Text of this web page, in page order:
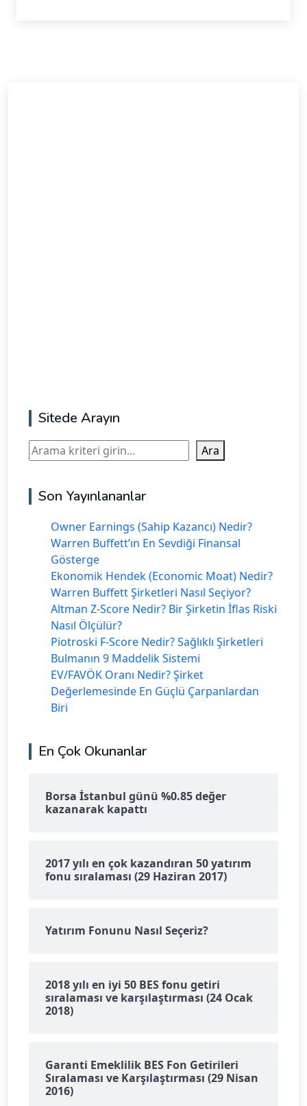
Sitede Arayın
Ara Ara
Son Yayınlananlar
Owner Earnings (Sahip Kazancı) Nedir?
Warren Buffett’ın En Sevdiği Finansal
Gösterge
Ekonomik Hendek (Economic Moat) Nedir?
Warren Buffett Şirketleri Nasıl Seçiyor?
Altman Z-Score Nedir? Bir Şirketin İflas Riski
Nasıl Ölçülür?
Piotroski F-Score Nedir? Sağlıklı Şirketleri
Bulmanın 9 Maddelik Sistemi
EV/FAVÖK Oranı Nedir? Şirket
Değerlemesinde En Güçlü Çarpanlardan
Biri
En Çok Okunanlar
Borsa İstanbul günü %0.85 değer
kazanarak kapattı
2017 yılı en çok kazandıran 50 yatırım
fonu sıralaması (29 Haziran 2017)
Yatırım Fonunu Nasıl Seçeriz?
2018 yılı en iyi 50 BES fonu getiri
sıralaması ve karşılaştırması (24 Ocak
2018)
Garanti Emeklilik BES Fon Getirileri
Sıralaması ve Karşılaştırması (29 Nisan
2016)